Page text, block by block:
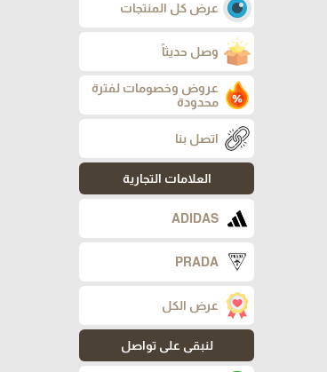
عرض كل المنتجات
وصل حديثاً
عروض وخصومات لفترة
محدودة
اتصل بنا
العلامات التجارية
ADIDAS
PRADA
عرض الكل
لنبقى على تواصل